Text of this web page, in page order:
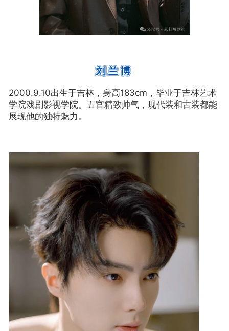
刘兰博
2000.9.10出生于吉林，身高183cm，毕业于吉林艺术
学院戏剧影视学院。五官精致帅气，现代装和古装都能
展现他的独特魅力。